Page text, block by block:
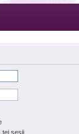
tej sesji